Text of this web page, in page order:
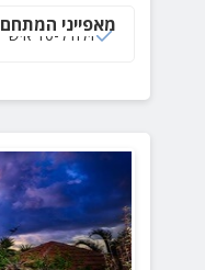
מאפייני המתחם
וילה ל-10 איש